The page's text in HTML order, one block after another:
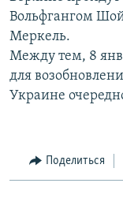
Вольфгангом
Меркель.
Между тем, 8
для
Украине
Поделиться